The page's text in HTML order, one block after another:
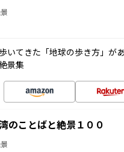
いてきた「地球の歩き方」が
景集
のことばと絶景１００